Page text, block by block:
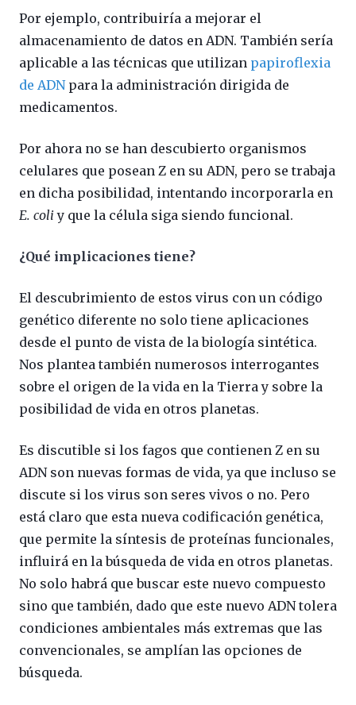
Por ejemplo, contribuiría a mejorar el
almacenamiento de datos en ADN. También sería
aplicable a las técnicas que utilizan papiroflexia
de ADNpara la administración dirigida de
medicamentos.
Por ahora no se han descubierto organismos
celulares que posean Z en su ADN, pero se trabaja
en dicha posibilidad, intentando incorporarla en
E. coli y que la célula siga siendo funcional.
¿Qué implicaciones tiene?
El descubrimiento de estos virus con un código
genético diferente no solo tiene aplicaciones
desde el punto de vista de la biología sintética.
Nos plantea también numerosos interrogantes
sobre el origen de la vida en la Tierra y sobre la
posibilidad de vida en otros planetas.
Es discutible si los fagos que contienen Z en su
ADN son nuevas formas de vida, ya que incluso se
discute si los virus son seres vivos o no. Pero
está claro que esta nueva codificación genética,
que permite la síntesis de proteínas funcionales,
influirá en la búsqueda de vida en otros planetas.
No solo habrá que buscar este nuevo compuesto
sino que también, dado que este nuevo ADN tolera
condiciones ambientales más extremas que las
convencionales, se amplían las opciones de
búsqueda.